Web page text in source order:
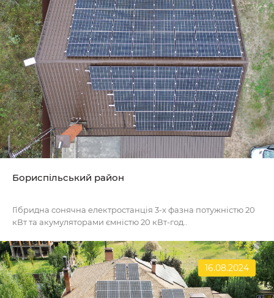
Бориспільський район
Гібридна сонячна електростанція 3-х фазна потужністю 20
кВт та акумуляторами ємністю 20 кВт-год..
16.08.2024